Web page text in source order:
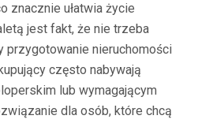
znacznie ułatwia życie
jest fakt, że nie trzeba
przygotowanie nieruchomości
często nabywają
lub wymagającym
dla osób, które chcą